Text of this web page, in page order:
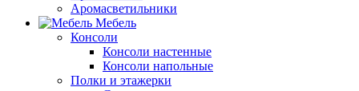
Аромасветильники
Мебель
Консоли
Консоли настенные
Консоли напольные
Полки и этажерки